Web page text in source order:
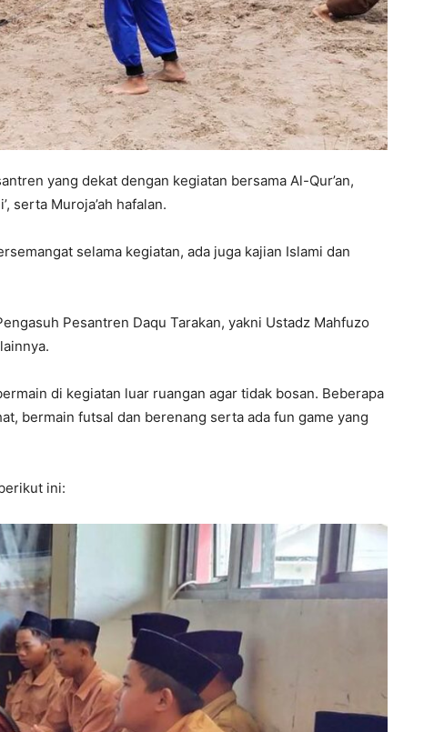
yang dekat dengan kegiatan bersama Al-Qur’an,
serta Muroja’ah hafalan.
selama kegiatan, ada juga kajian Islami dan
Pesantren Daqu Tarakan, yakni Ustadz Mahfuzo
di kegiatan luar ruangan agar tidak bosan. Beberapa
bermain futsal dan berenang serta ada fun game yang
ini: